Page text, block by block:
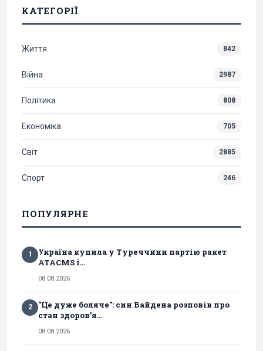
КАТЕГОРІЇ
Життя 842
Війна 2987
Політика 808
Економіка 705
Світ 2885
Спорт 246
ПОПУЛЯРНЕ
1
Україна купила у Туреччини партію ракет
ATACMS і...
08.08.2026
2
"Це дуже боляче": син Байдена розповів про
стан здоров’я...
08.08.2026